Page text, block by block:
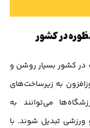
در کشور
در کشور بسیار روشن و
به زیرساخت‌های
می‌توانند به
تبدیل شوند. با